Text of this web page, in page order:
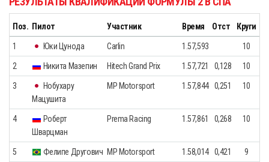
Поз. Пилот Участник Время Отст Круги
1 Юки Цунода Carlin 1.57,593 10
2 Никита Мазепин Hitech Grand Prix 1.57,721 0,128 10
3
Нобухару
Мацушита
MP Motorsport 1.57,844 0,251 10
4
Роберт
Шварцман
Prema Racing 1.57,861 0,268 10
5 Фелипе Другович MP Motorsport 1.58,014 0,421 9